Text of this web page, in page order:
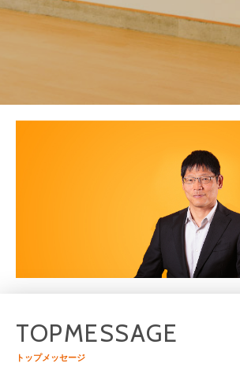
TOPMESSAGE
トップメッセージ